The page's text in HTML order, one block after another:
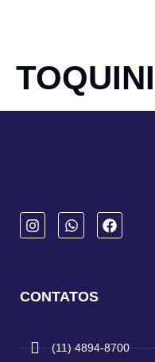
TOQUINI
CONTATOS
(11) 4894-8700